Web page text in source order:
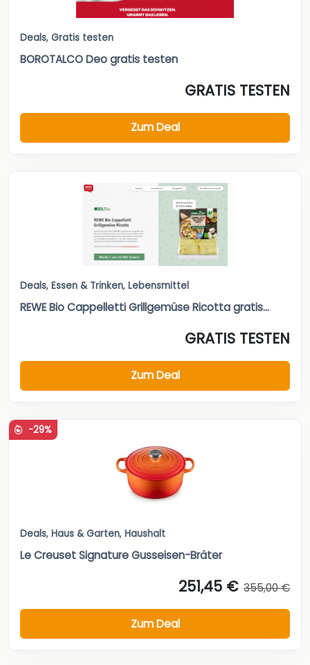
Deals, Gratis testen
BOROTALCO Deo gratis testen
GRATIS TESTEN
Zum Deal
Deals, Essen & Trinken, Lebensmittel
REWE Bio Cappelletti Grillgemüse Ricotta gratis...
GRATIS TESTEN
Zum Deal
-29%
Deals, Haus & Garten, Haushalt
Le Creuset Signature Gusseisen-Bräter
251,45 € 355,00 €
Zum Deal